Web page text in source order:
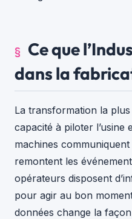
Ce que
dans la
La transformation la
capacité à piloter l’usine
machines
remontent les
opérateurs disposent
pour agir au bon
données change la